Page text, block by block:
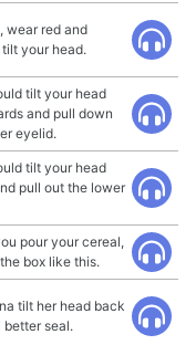
wear red and
your head.
tilt your head
and pull down
eyelid.
tilt your head
pull out the lower
pour your cereal,
box like this.
tilt her head back
better seal.